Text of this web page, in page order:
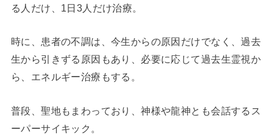
る人だけ、1日3人だけ治療。
時に、患者の不調は、今生からの原因だけでなく、過去
生から引きずる原因もあり、必要に応じて過去生霊視か
ら、エネルギー治療もする。
普段、聖地もまわっており、神様や龍神とも会話するス
ーパーサイキック。